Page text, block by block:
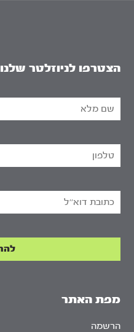
מפת האתר
הרשמה
הצטרפו לניוזלטר שלנו